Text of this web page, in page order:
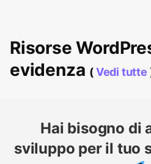
Risorse
evidenza (Vedi tutte
Hai bisogno di
sviluppo per il tuo